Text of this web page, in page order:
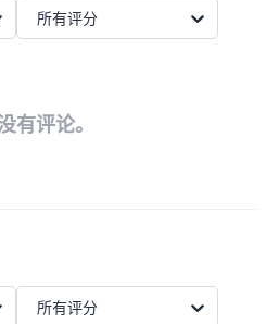
所有评分
有评论。
所有评分